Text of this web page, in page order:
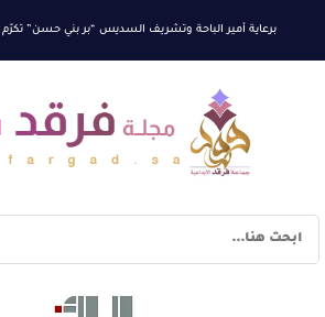
برعاية أمير الباحة وتشريف السديس “بر بني حسن” تكرّم
قوتنا الناعمة لمخاطبة العالم.